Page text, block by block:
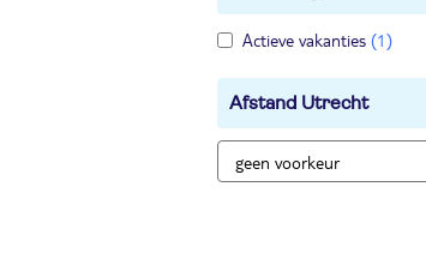
Actieve vakanties (1)
Afstand Utrecht